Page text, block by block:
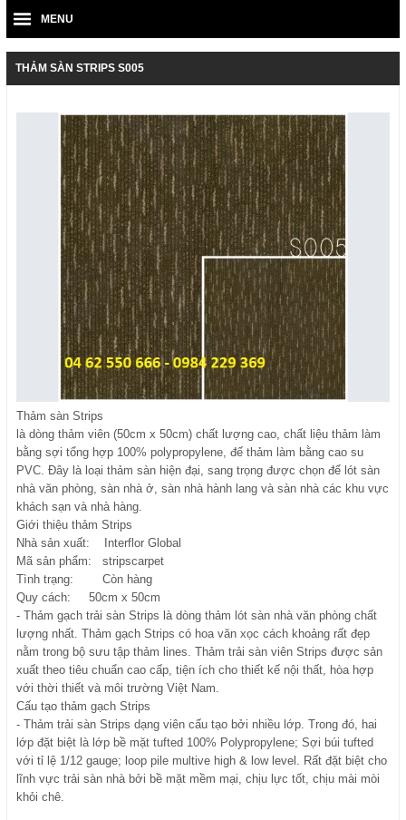
MENU
THẢM SÀN STRIPS S005
Thảm sàn Strips
là dòng thảm viên (50cm x 50cm) chất lượng cao, chất liệu thảm làm
bằng sợi tổng hợp 100% polypropylene, đế thảm làm bằng cao su
PVC. Đây là loại thảm sàn hiện đại, sang trọng được chọn để lót sàn
nhà văn phòng, sàn nhà ở, sàn nhà hành lang và sàn nhà các khu vực
khách sạn và nhà hàng.
Giới thiệu thảm Strips
Nhà sản xuất: Interflor Global
Mã sản phẩm: stripscarpet
Tình trạng: Còn hàng
Quy cách: 50cm x 50cm
- Thảm gạch trải sàn Strips là dòng thảm lót sàn nhà văn phòng chất
lượng nhất. Thảm gạch Strips có hoa văn xọc cách khoảng rất đẹp
nằm trong bộ sưu tập thảm lines. Thảm trải sàn viên Strips được sản
xuất theo tiêu chuẩn cao cấp, tiện ích cho thiết kế nội thất, hòa hợp
với thời thiết và môi trường Việt Nam.
Cấu tạo thảm gạch Strips
- Thảm trải sàn Strips dạng viên cấu tạo bởi nhiều lớp. Trong đó, hai
lớp đặt biệt là lớp bề mặt tufted 100% Polypropylene; Sợi búi tufted
với tỉ lệ 1/12 gauge; loop pile multive high & low level. Rất đặt biệt cho
lĩnh vực trải sàn nhà bởi bề mặt mềm mại, chịu lực tốt, chịu mài mòi
khỏi chê.